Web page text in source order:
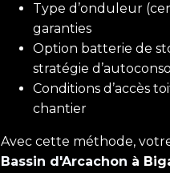
Type d’onduleur
garanties
Option batterie de
stratégie
Conditions d’accès
chantier
Avec cette méthode,
Bassin d'Arcachon à